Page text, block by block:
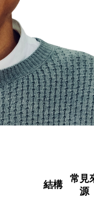
結構
常見
源